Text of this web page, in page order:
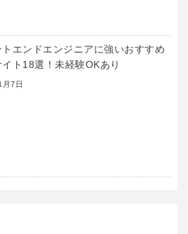
トエンドエンジニアに強いおすすめ
ト18選！未経験OKあり
月7日